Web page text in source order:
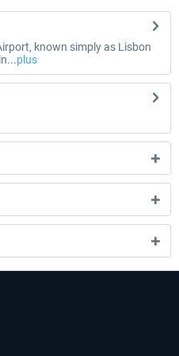
known simply as Lisbon
plus